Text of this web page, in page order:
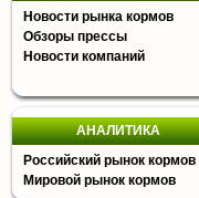
Новости рынка кормов
Обзоры прессы
Новости компаний
АНАЛИТИКА
Российский рынок кормов
Мировой рынок кормов